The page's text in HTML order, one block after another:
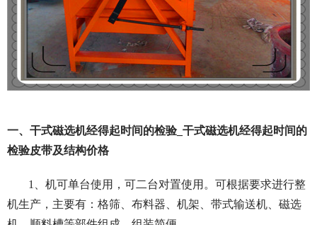
一、干式磁选机经得起时间的检验_干式磁选机经得起时间的
检验皮带及结构价格
1、机可单台使用，可二台对置使用。可根据要求进行整
机生产，主要有：格筛、布料器、机架、带式输送机、磁选